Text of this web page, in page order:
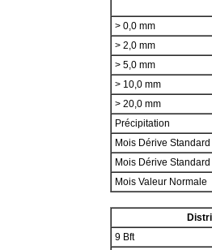
> 0,0 mm
> 2,0 mm
> 5,0 mm
> 10,0 mm
> 20,0 mm
Précipitation
Mois Dérive Standard
Mois Dérive Standard
Mois Valeur Normale
9 Bft